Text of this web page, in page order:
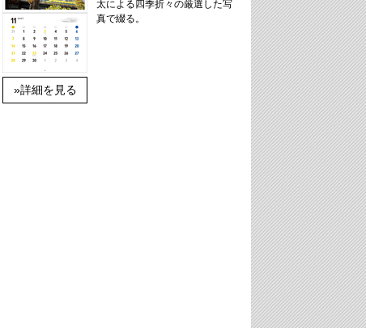
»詳細を見る
太による四季折々の厳選した写
真で綴る。